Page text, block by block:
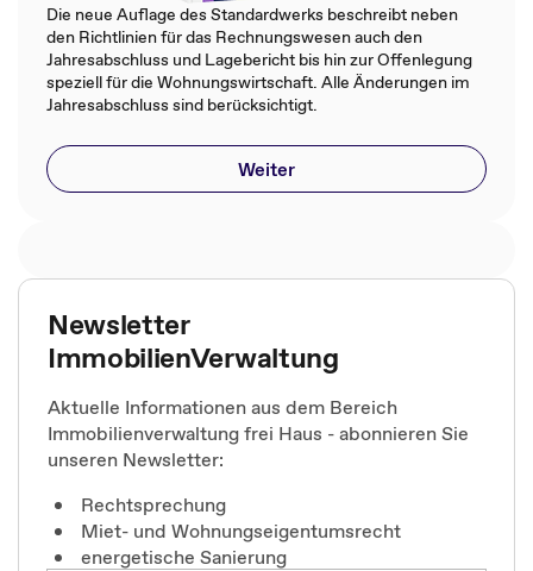
Die neue Auflage des Standardwerks beschreibt neben
den Richtlinien für das Rechnungswesen auch den
Jahresabschluss und Lagebericht bis hin zur Offenlegung
speziell für die Wohnungswirtschaft. Alle Änderungen im
Jahresabschluss sind berücksichtigt.
Weiter
Newsletter
ImmobilienVerwaltung
Aktuelle Informationen aus dem Bereich
Immobilienverwaltung frei Haus - abonnieren Sie
unseren Newsletter:
Rechtsprechung
Miet- und Wohnungseigentumsrecht
energetische Sanierung